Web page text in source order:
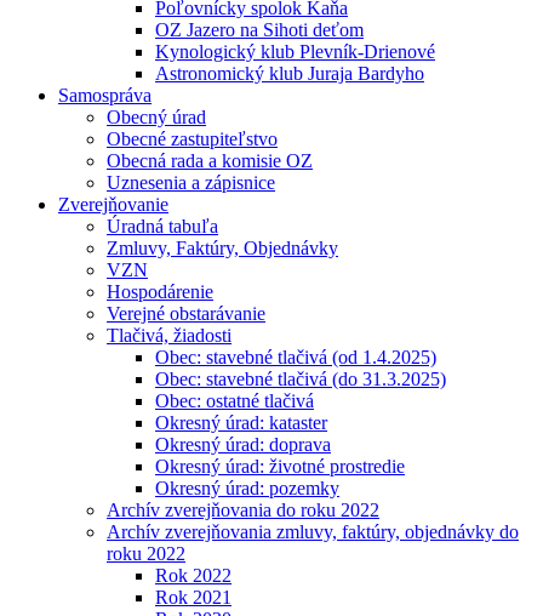
Poľovnícky spolok Kaňa
OZ Jazero na Sihoti deťom
Kynologický klub Plevník-Drienové
Astronomický klub Juraja Bardyho
Samospráva
Obecný úrad
Obecné zastupiteľstvo
Obecná rada a komisie OZ
Uznesenia a zápisnice
Zverejňovanie
Úradná tabuľa
Zmluvy, Faktúry, Objednávky
VZN
Hospodárenie
Verejné obstarávanie
Tlačivá, žiadosti
Obec: stavebné tlačivá (od 1.4.2025)
Obec: stavebné tlačivá (do 31.3.2025)
Obec: ostatné tlačivá
Okresný úrad: kataster
Okresný úrad: doprava
Okresný úrad: životné prostredie
Okresný úrad: pozemky
Archív zverejňovania do roku 2022
Archív zverejňovania zmluvy, faktúry, objednávky do
roku 2022
Rok 2022
Rok 2021